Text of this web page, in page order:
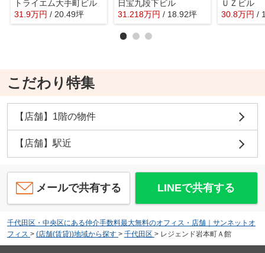
トライエム大手町ビル
31.9万円 / 20.49坪
日宝九段下ビル
31.218万円 / 18.92坪
ＵＺビル
30.8万円 /
こだわり特集
【店舗】1階の物件
【店舗】駅近
メールで共有する LINEで共有する
千代田区・中央区にある仲介手数料最大無料のオフィス・店舗｜サンネットオ
フィス > (店舗(賃貸))地域から探す > 千代田区 > レジェンド岩本町Ａ館